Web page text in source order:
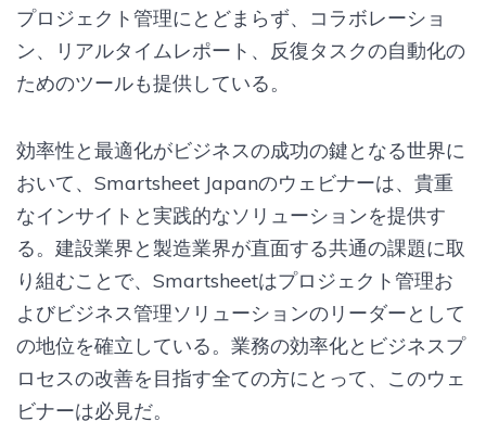
プロジェクト管理にとどまらず、コラボレーショ
ン、リアルタイムレポート、反復タスクの自動化の
ためのツールも提供している。
効率性と最適化がビジネスの成功の鍵となる世界に
おいて、Smartsheet Japanのウェビナーは、貴重
なインサイトと実践的なソリューションを提供す
る。建設業界と製造業界が直面する共通の課題に取
り組むことで、Smartsheetはプロジェクト管理お
よびビジネス管理ソリューションのリーダーとして
の地位を確立している。業務の効率化とビジネスプ
ロセスの改善を目指す全ての方にとって、このウェ
ビナーは必見だ。